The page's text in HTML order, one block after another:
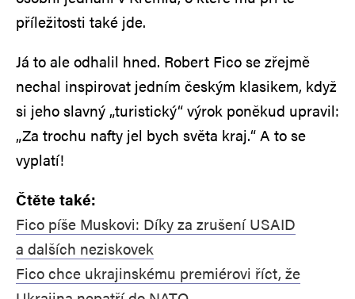
příležitosti také jde.
Já to ale odhalil hned. Robert Fico se zřejmě
nechal inspirovat jedním českým klasikem, když
si jeho slavný „turistický“ výrok poněkud upravil:
„Za trochu nafty jel bych světa kraj.“ A to se
vyplatí!
Čtěte také:
Fico píše Muskovi: Díky za zrušení USAID
a dalších neziskovek
Fico chce ukrajinskému premiérovi říct, že